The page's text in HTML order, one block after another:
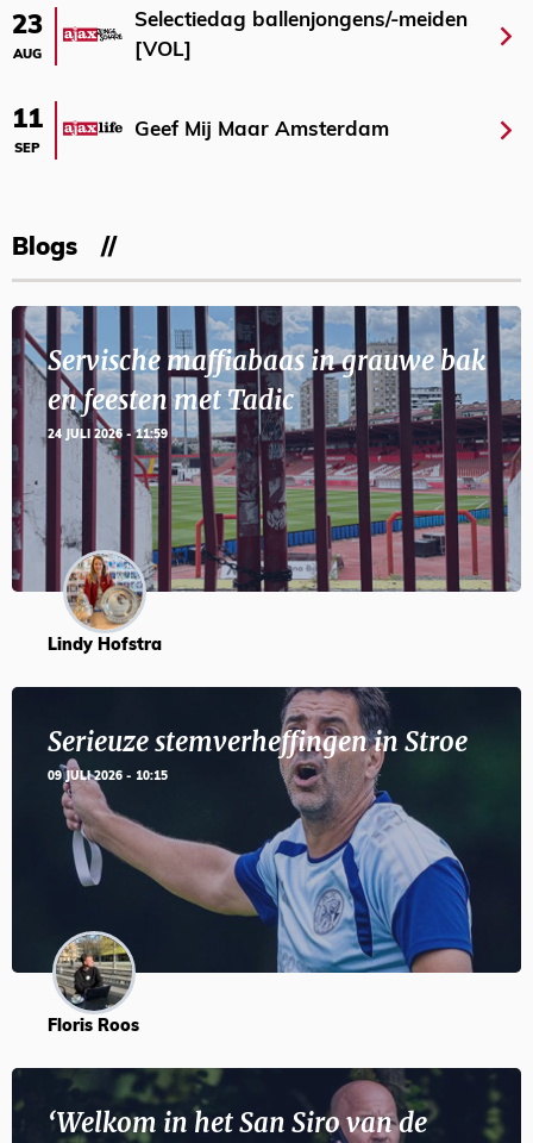
23
AUG
Selectiedag ballenjongens/-meiden
[VOL]
11
SEP
Geef Mij Maar Amsterdam
Blogs
Servische maffiabaas in grauwe bak
en feesten met Tadic
24 JULI 2026 - 11:59
Lindy Hofstra
Serieuze stemverheffingen in Stroe
09 JULI 2026 - 10:15
Floris Roos
‘Welkom in het San Siro van de